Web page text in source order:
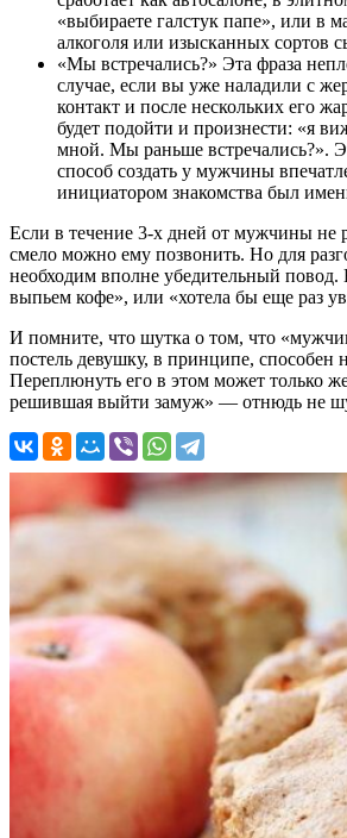
«выбираете галстук папе», или в
алкоголя или изысканных сортов
«Мы встречались?» Эта фраза
случае, если вы уже наладили с
контакт и после нескольких его
будет подойти и произнести: «я
мной. Мы раньше встречались?».
способ создать у мужчины
инициатором знакомства был
Если в течение 3-х дней от мужчины не
смело можно ему позвонить. Но для
необходим вполне убедительный повод.
выпьем кофе», или «хотела бы еще раз
И помните, что шутка о том, что
постель девушку, в принципе, способен
Переплюнуть его в этом может только
решившая выйти замуж» — отнюдь не